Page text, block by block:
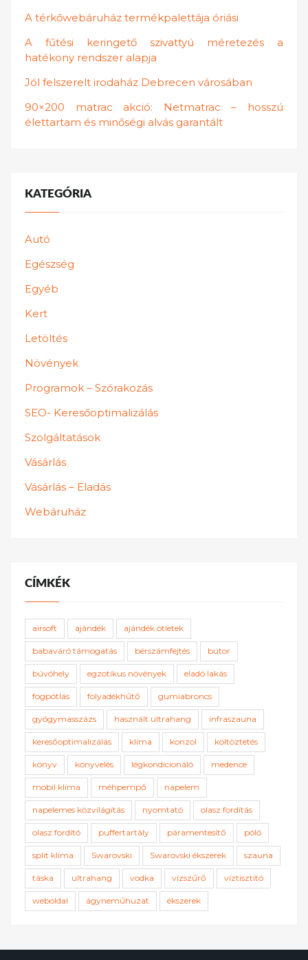
A térkőwebáruház termékpalettája óriási
A fűtési keringető szivattyú méretezés a
hatékony rendszer alapja
Jól felszerelt irodaház Debrecen városában
90×200 matrac akció: Netmatrac – hosszú
élettartam és minőségi alvás garantált
KATEGÓRIA
Autó
Egészség
Egyéb
Kert
Letöltés
Növények
Programok – Szórakozás
SEO- Keresőoptimalizálás
Szolgáltatások
Vásárlás
Vásárlás – Eladás
Webáruház
CÍMKÉK
airsoft ajándék ajándék ötletek
babaváró támogatás bérszámfejtés bútor
búvóhely egzotikus növények eladó lakás
fogpótlás folyadékhűtő gumiabroncs
gyógymasszázs használt ultrahang infraszauna
keresőoptimalizálás klíma konzol költöztetés
könyv könyvelés légkondicionáló medence
mobil klíma méhpempő napelem
napelemes közvilágítás nyomtató olasz fordítás
olasz fordító puffertartály páramentesítő póló
split klíma Swarovski Swarovski ékszerek szauna
táska ultrahang vodka vízszűrő víztisztító
weboldal ágyneműhuzat ékszerek